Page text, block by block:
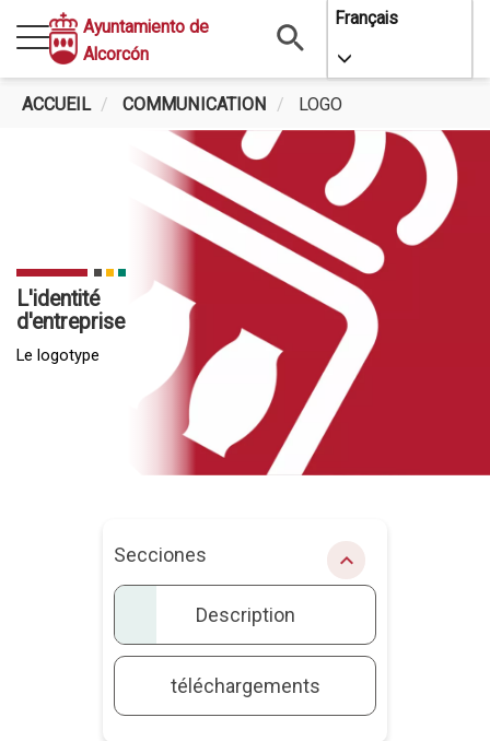
au
contenu
principal
Ayuntamiento de
Alcorcón
Français
Toggle
ACCUEIL COMMUNICATION LOGO
L'identité
d'entreprise
Le logotype
Secciones chevron_right
Description
téléchargements